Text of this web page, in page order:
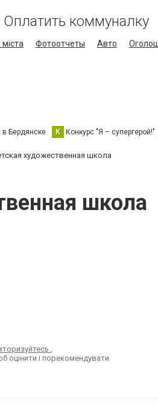
Оплатить коммуналку
Фотоотчеты Авто
в Бердянске К Конкурс "Я – супергерой!"
художественная школа
школа
,
оцінити і порекомендувати